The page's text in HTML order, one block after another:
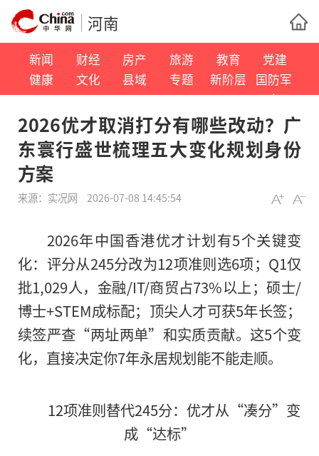
河南
新闻 财经 房产 旅游 教育
党建
健康
文化 县域 专题 新阶层
国防军
事
2026优才取消打分有哪些改动？广
东寰行盛世梳理五大变化规划身份
方案
来源： 实况网 2026-07-08 14:45:54
2026年中国香港优才计划有5个关键变
化：评分从245分改为12项准则选6项；Q1仅
批1,029人，金融/IT/商贸占73%以上；硕士/
博士+STEM成标配；顶尖人才可获5年长签；
续签严查“两址两单”和实质贡献。这5个变
化，直接决定你7年永居规划能不能走顺。
12项准则替代245分：优才从“凑分”变
成“达标”